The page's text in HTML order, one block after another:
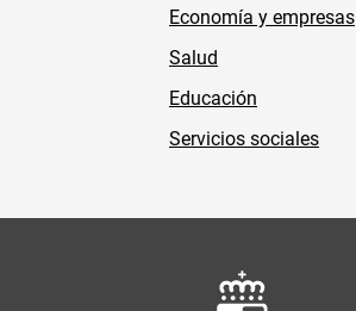
Economía y empresas
Salud
Educación
Servicios sociales